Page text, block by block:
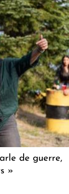
de guerre,
»